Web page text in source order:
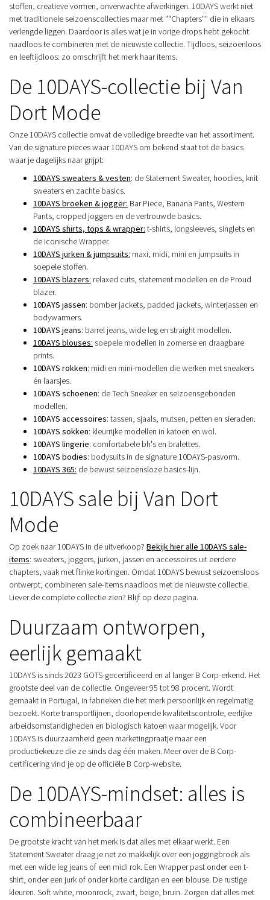
stoffen, creatieve vormen, onverwachte afwerkingen. 10DAYS werkt niet
met traditionele seizoenscollecties maar met ""Chapters"" die in elkaars
verlengde liggen. Daardoor is alles wat je in vorige drops hebt gekocht
naadloos te combineren met de nieuwste collectie. Tijdloos, seizoenloos
en leeftijdloos: zo omschrijft het merk haar items.
De 10DAYS-collectie bij Van
Dort Mode
Onze 10DAYS collectie omvat de volledige breedte van het assortiment.
Van de signature pieces waar 10DAYS om bekend staat tot de basics
waar je dagelijks naar grijpt:
10DAYS sweaters & vesten: de Statement Sweater, hoodies, knit
sweaters en zachte basics.
10DAYS broeken & jogger: Bar Piece, Banana Pants, Western
Pants, cropped joggers en de vertrouwde basics.
10DAYS shirts, tops & wrapper: t-shirts, longsleeves, singlets en
de iconische Wrapper.
10DAYS jurken & jumpsuits: maxi, midi, mini en jumpsuits in
soepele stoffen.
10DAYS blazers: relaxed cuts, statement modellen en de Proud
blazer.
10DAYS jassen: bomber jackets, padded jackets, winterjassen en
bodywarmers.
10DAYS jeans: barrel jeans, wide leg en straight modellen.
10DAYS blouses: soepele modellen in zomerse en draagbare
prints.
10DAYS rokken: midi en mini-modellen die werken met sneakers
én laarsjes.
10DAYS schoenen: de Tech Sneaker en seizoensgebonden
modellen.
10DAYS accessoires: tassen, sjaals, mutsen, petten en sieraden.
10DAYS sokken: kleurrijke modellen in katoen en wol.
10DAYS lingerie: comfortabele bh's en bralettes.
10DAYS bodies: bodysuits in de signature 10DAYS-pasvorm.
10DAYS 365: de bewust seizoensloze basics-lijn.
10DAYS sale bij Van Dort
Mode
Op zoek naar 10DAYS in de uitverkoop? Bekijk hier alle 10DAYS sale-
items: sweaters, joggers, jurken, jassen en accessoires uit eerdere
chapters, vaak met flinke kortingen. Omdat 10DAYS bewust seizoensloos
ontwerpt, combineren sale-items naadloos met de nieuwste collectie.
Liever de complete collectie zien? Blijf op deze pagina.
Duurzaam ontworpen,
eerlijk gemaakt
10DAYS is sinds 2023 GOTS-gecertificeerd en al langer B Corp-erkend. Het
grootste deel van de collectie. Ongeveer 95 tot 98 procent. Wordt
gemaakt in Portugal, in fabrieken die het merk persoonlijk en regelmatig
bezoekt. Korte transportlijnen, doorlopende kwaliteitscontrole, eerlijke
arbeidsomstandigheden en biologisch katoen waar mogelijk. Voor
10DAYS is duurzaamheid geen marketingpraatje maar een
productiekeuze die ze sinds dag één maken. Meer over de B Corp-
certificering vind je op de officiële B Corp-website.
De 10DAYS-mindset: alles is
combineerbaar
De grootste kracht van het merk is dat alles met elkaar werkt. Een
Statement Sweater draag je net zo makkelijk over een joggingbroek als
met een wide leg jeans of een midi rok. Een Wrapper past onder een t-
shirt, onder een jurk of onder korte cardigan en een blouse. De rustige
kleuren. Soft white, moonrock, zwart, beige, bruin. Zorgen dat alles met